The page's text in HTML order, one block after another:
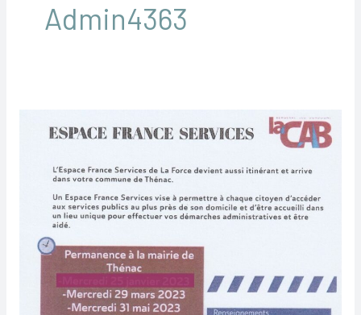
Admin4363
Maison
France
Services
mairie